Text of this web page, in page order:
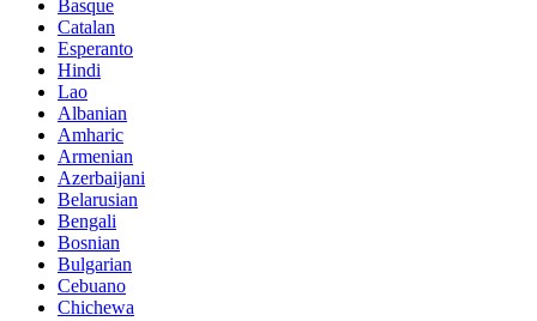
Basque
Catalan
Esperanto
Hindi
Lao
Albanian
Amharic
Armenian
Azerbaijani
Belarusian
Bengali
Bosnian
Bulgarian
Cebuano
Chichewa